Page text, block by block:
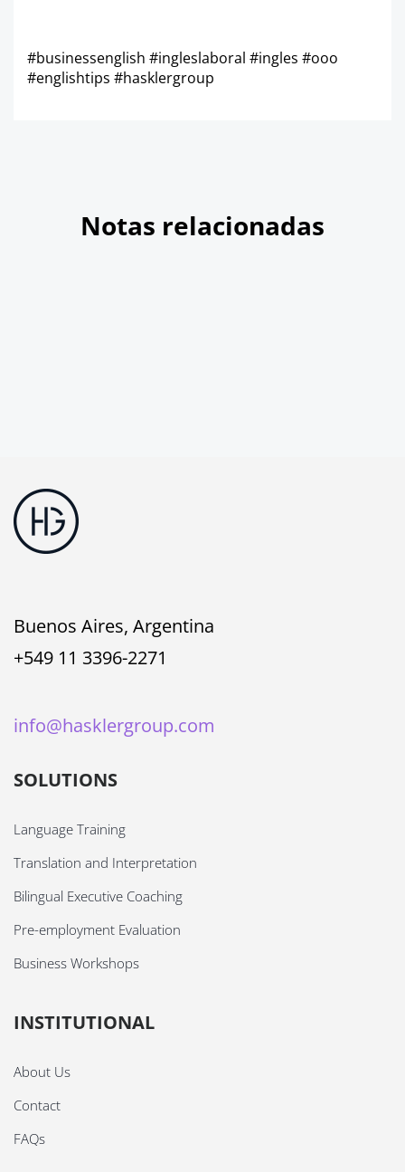
#businessenglish #ingleslaboral #ingles #ooo
#englishtips #hasklergroup
Notas relacionadas
Buenos Aires, Argentina
+549 11 3396-2271
info@hasklergroup.com
SOLUTIONS
Language Training
Translation and Interpretation
Bilingual Executive Coaching
Pre-employment Evaluation
Business Workshops
INSTITUTIONAL
About Us
Contact
FAQs